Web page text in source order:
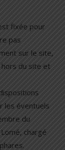
fixée pour
pas
sur le site,
hors du site et
les éventuels
du
chargé